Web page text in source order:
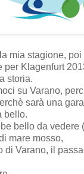
mia stagione,
per Klagenfurt
storia.
su Varano,
sarà una
bello.
bello da vedere
mare mosso,
di Varano, il